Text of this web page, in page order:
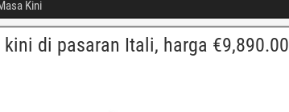
Kini
kini di pasaran Itali, harga €9,890.00